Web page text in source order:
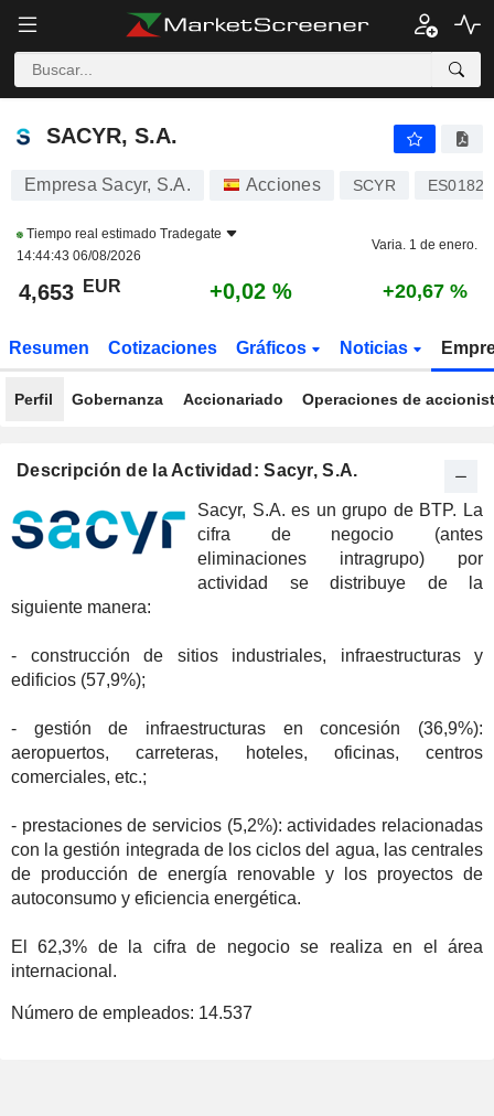
SACYR, S.A.
SACYR, S.A.
Empresa Sacyr, S.A. Acciones SCYR
Tiempo real estimado Tradegate
14:44:43 06/08/2026
Varia. 1 de enero.
4,653 EUR +0,02 % +20,67 %
Resumen Cotizaciones Gráficos Noticias
Perfil Gobernanza Accionariado Operaciones de
Descripción de la Actividad: Sacyr, S.A.
Sacyr, S.A. es un grupo de BTP. La
cifra de negocio (antes
eliminaciones intragrupo) por
actividad se distribuye de la
siguiente manera:
- construcción de sitios industriales, infraestructuras y
edificios (57,9%);
- gestión de infraestructuras en concesión (36,9%):
aeropuertos, carreteras, hoteles, oficinas, centros
comerciales, etc.;
- prestaciones de servicios (5,2%): actividades relacionadas
con la gestión integrada de los ciclos del agua, las centrales
de producción de energía renovable y los proyectos de
autoconsumo y eficiencia energética.
El 62,3% de la cifra de negocio se realiza en el área
internacional.
Número de empleados: 14.537